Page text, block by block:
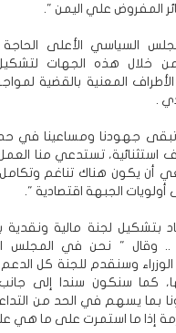
المفروض علي اليمن ".
السياسي الأعلى
خلال هذه الجهات
المعنية بالقضية
.
جهودنا ومساعينا في
تستدعي منا
أن يكون هناك تناغم
أولويات الجبهة اقتصادية ".
بتشكيل لجنة مالية ونقدية
.. وقال " نحن في المجلس
وسنقدم للجنة كل
كما سنكون سندا إلى
بما يسهم في الحد من
إذا ما استمرت على ما هي